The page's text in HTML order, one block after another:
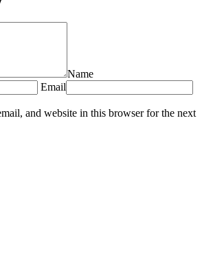
Name
Email
and website in this browser for the next